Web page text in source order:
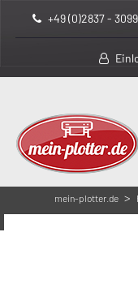
+49 (0)2837 -
mein-plotter.de >